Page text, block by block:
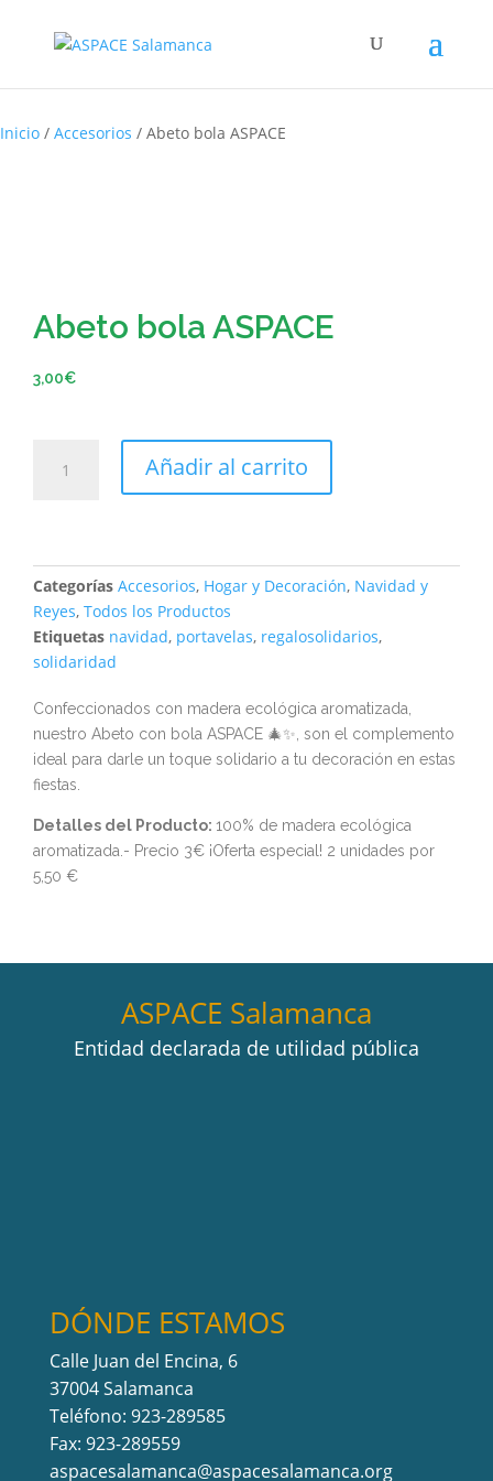
Inicio / Accesorios / Abeto bola ASPACE
Abeto bola ASPACE
3,00€
Añadir al carrito
Categorías Accesorios, Hogar y Decoración, Navidad y
Reyes, Todos los Productos
Etiquetas navidad, portavelas, regalosolidarios,
solidaridad
Confeccionados con madera ecológica aromatizada,
nuestro Abeto con bola ASPACE 🎄✨, son el complemento
ideal para darle un toque solidario a tu decoración en estas
fiestas.
Detalles del Producto: 100% de madera ecológica
aromatizada.- Precio 3€ ¡Oferta especial! 2 unidades por
5,50 €
ASPACE Salamanca
Entidad declarada de utilidad pública
DÓNDE ESTAMOS
Calle Juan del Encina, 6
37004 Salamanca
Teléfono: 923-289585
Fax: 923-289559
aspacesalamanca@aspacesalamanca.org